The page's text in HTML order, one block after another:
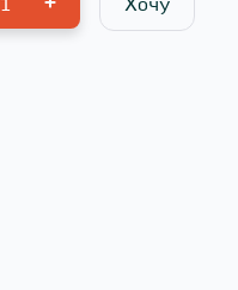
1 Хочу